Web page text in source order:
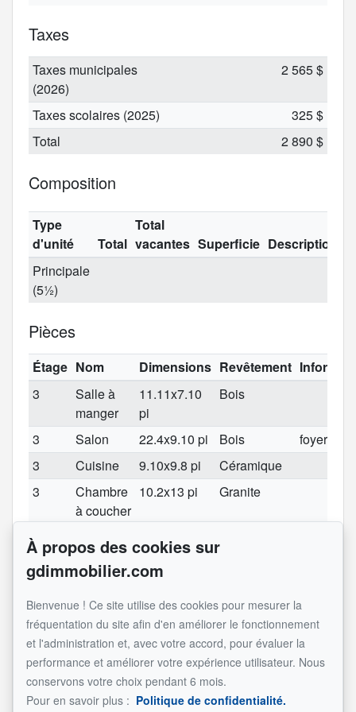
Taxes
Taxes municipales
(2026)
2 565 $
Taxes scolaires (2025)
325 $
Total
2 890 $
Composition
Type
d'unité
Total
Total
vacantes Superficie Description
Principale
(5½)
Pièces
Étage Nom Dimensions Revêtement
3
Salle à
manger
11.11x7.10
pi
Bois
3 Salon 22.4x9.10 pi Bois
foyer
3
Cuisine 9.10x9.8 pi
Céramique
3
Chambre
à coucher
10.2x13 pi Granite
3
Chambre
à coucher
principale
14.9x11.11
pi
3
Salle de
bains
8.6x8 pi Céramique
3
Penderie
(Walk-in)
6.7x5.4 pi Bois
Inscrit par un membre de la communauté 1clic (Jamil Mirza
À propos des cookies sur
gdimmobilier.com
Bienvenue ! Ce site utilise des cookies pour mesurer la
fréquentation du site afin d'en améliorer le fonctionnement
et l'administration et, avec votre accord, pour évaluer la
performance et améliorer votre expérience utilisateur. Nous
conservons votre choix pendant 6 mois.
Pour en savoir plus : Politique de confidentialité.